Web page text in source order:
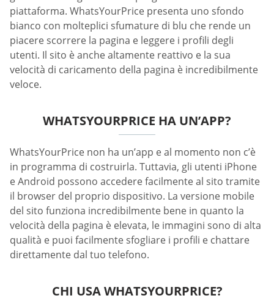
piattaforma. WhatsYourPrice presenta uno sfondo
bianco con molteplici sfumature di blu che rende un
piacere scorrere la pagina e leggere i profili degli
utenti. Il sito è anche altamente reattivo e la sua
velocità di caricamento della pagina è incredibilmente
veloce.
WHATSYOURPRICE HA UN’APP?
WhatsYourPrice non ha un’app e al momento non c’è
in programma di costruirla. Tuttavia, gli utenti iPhone
e Android possono accedere facilmente al sito tramite
il browser del proprio dispositivo. La versione mobile
del sito funziona incredibilmente bene in quanto la
velocità della pagina è elevata, le immagini sono di alta
qualità e puoi facilmente sfogliare i profili e chattare
direttamente dal tuo telefono.
CHI USA WHATSYOURPRICE?